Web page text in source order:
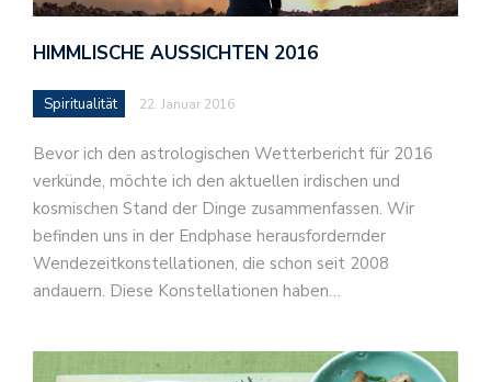
HIMMLISCHE AUSSICHTEN 2016
Spiritualität 22. Januar 2016
Bevor ich den astrologischen Wetterbericht für 2016
verkünde, möchte ich den aktuellen irdischen und
kosmischen Stand der Dinge zusammenfassen. Wir
befinden uns in der Endphase herausfordernder
Wendezeitkonstellationen, die schon seit 2008
andauern. Diese Konstellationen haben…